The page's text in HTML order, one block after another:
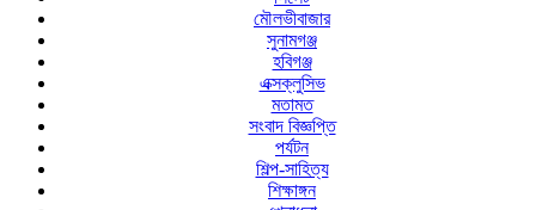
মৌলভীবাজার
সুনামগঞ্জ
হবিগঞ্জ
এক্সক্লুসিভ
মতামত
সংবাদ বিজ্ঞপ্তি
পর্যটন
শিল্প-সাহিত্য
শিক্ষাঙ্গন